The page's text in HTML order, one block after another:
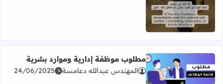
اقرأ المزيد عن مطلوب موظفة إدارية وموارد بشرية
مطلوب موظفة إدارية وموارد بشرية
المهندس عبدالله دعامسة 24/06/2025